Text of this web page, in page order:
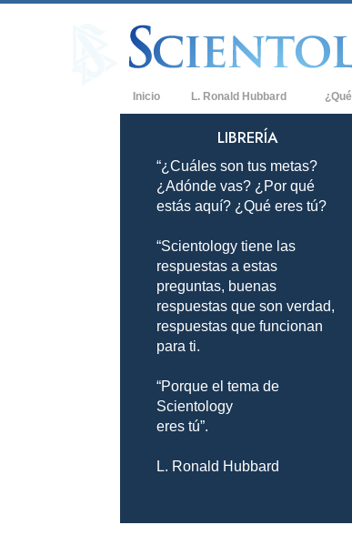
Inicio L. Ronald Hubbard
Qué
Los
Una
Amor
LIBRERÍA
“¿Cuáles son tus metas?
¿Adónde vas? ¿Por qué
estás aquí? ¿Qué eres tú?
“Scientology tiene las
respuestas a estas
preguntas, buenas
respuestas que son verdad,
respuestas que funcionan
para ti.
“Porque el tema de
Scientology
eres tú”.
L. Ronald Hubbard